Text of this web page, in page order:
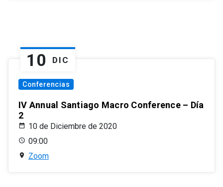
10 DIC
Conferencias
IV Annual Santiago Macro Conference – Día
2
10 de Diciembre de 2020
09:00
Zoom